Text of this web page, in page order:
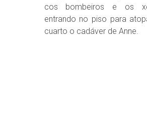
cos bombeiros e os
entrando no piso para
cuarto o cadáver de Anne.